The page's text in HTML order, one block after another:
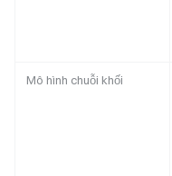
Mô hình chuỗi khối